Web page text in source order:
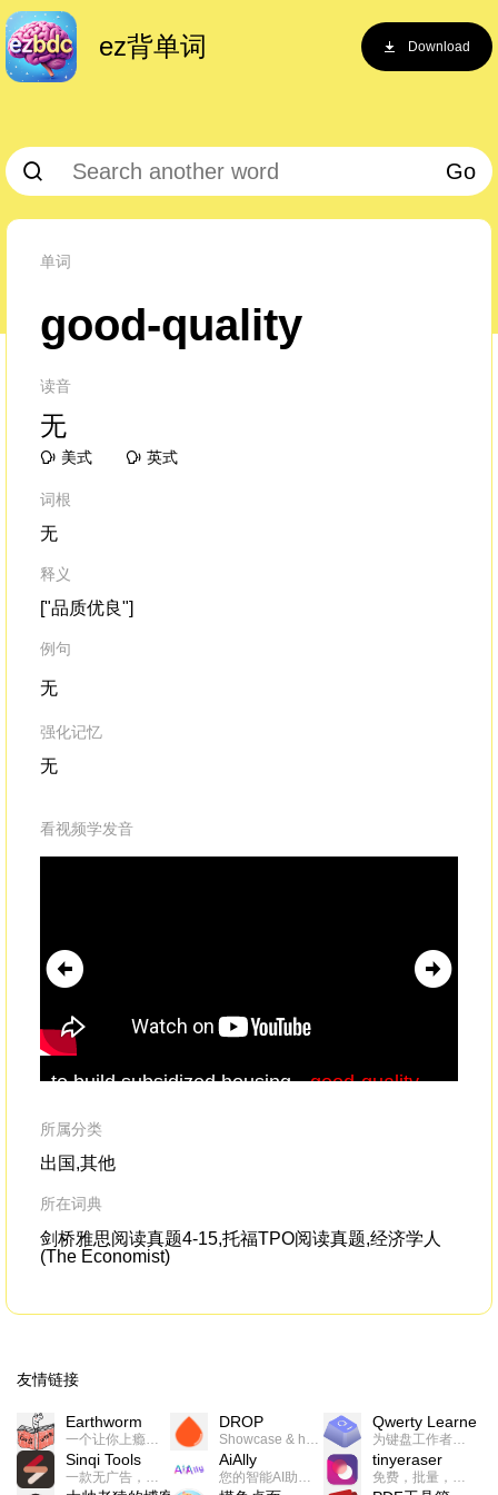
ez背单词 Download
Go
单词
good-quality
读音
无
美式 英式
词根
无
释义
["品质优良"]
例句
无
强化记忆
无
看视频学发音
to build subsidized housing --good-quality
rental and affordable selling price.
所属分类
出国,其他
所在词典
剑桥雅思阅读真题4-15,托福TPO阅读真题,经济学人
(The Economist)
友情链接
Earthworm DROP Qwerty Learner
为键盘工作者设计的单词与肌肉记忆锻炼软件
Sinqi Tools AiAlly tinyeraser